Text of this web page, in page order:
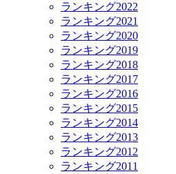
ランキング2022
ランキング2021
ランキング2020
ランキング2019
ランキング2018
ランキング2017
ランキング2016
ランキング2015
ランキング2014
ランキング2013
ランキング2012
ランキング2011